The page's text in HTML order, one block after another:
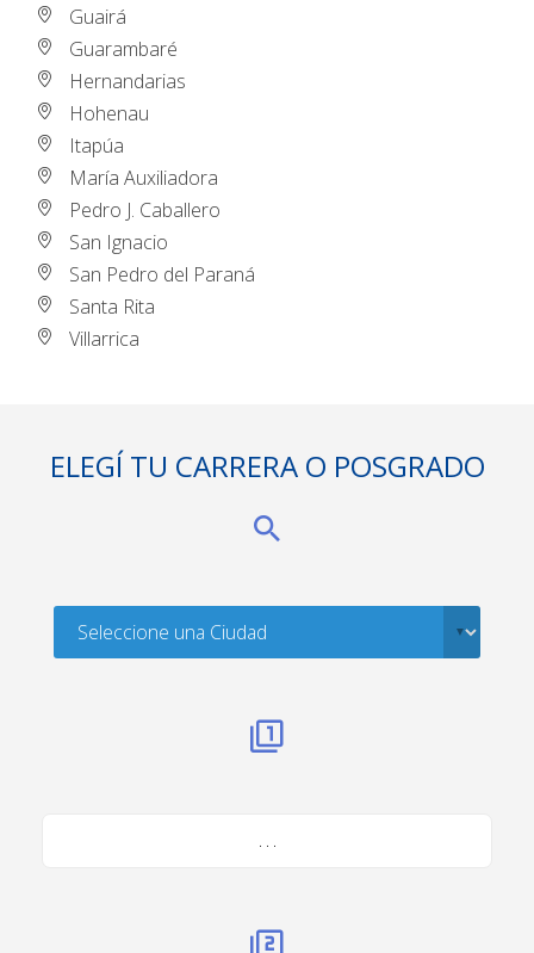
Guairá
Guarambaré
Hernandarias
Hohenau
Itapúa
María Auxiliadora
Pedro J. Caballero
San Ignacio
San Pedro del Paraná
Santa Rita
Villarrica
ELEGÍ TU CARRERA O POSGRADO
. . .